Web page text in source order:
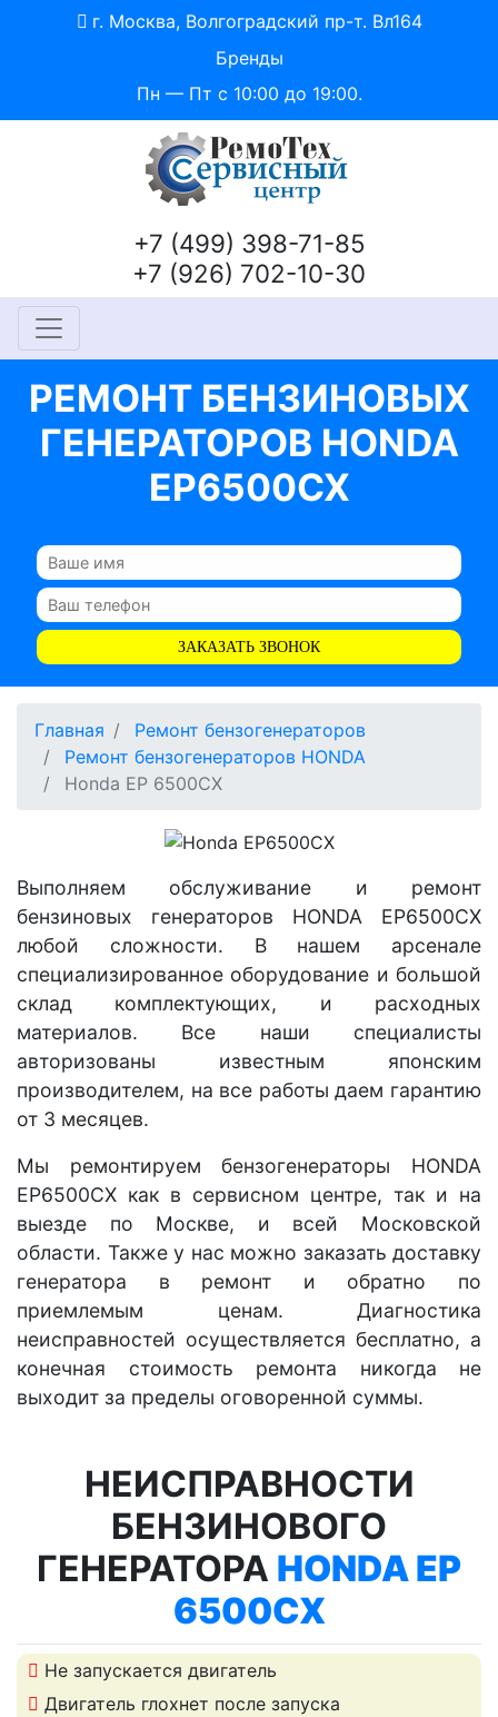
г. Москва, Волгоградский пр-т. Вл164
Бренды
Пн — Пт с 10:00 до 19:00.
+7 (499) 398-71-85
+7 (926) 702-10-30
РЕМОНТ БЕНЗИНОВЫХ
ГЕНЕРАТОРОВ HONDA
EP6500CX
ЗАКАЗАТЬ ЗВОНОК
Главная
Ремонт бензогенераторов
Ремонт бензогенераторов HONDA
Honda EP 6500CX
Выполняем обслуживание и ремонт
бензиновых генераторов HONDA EP6500CX
любой сложности. В нашем арсенале
специализированное оборудование и большой
склад комплектующих, и расходных
материалов. Все наши специалисты
авторизованы известным японским
производителем, на все работы даем гарантию
от 3 месяцев.
Мы ремонтируем бензогенераторы HONDA
EP6500CX как в сервисном центре, так и на
выезде по Москве, и всей Московской
области. Также у нас можно заказать доставку
генератора в ремонт и обратно по
приемлемым ценам. Диагностика
неисправностей осуществляется бесплатно, а
конечная стоимость ремонта никогда не
выходит за пределы оговоренной суммы.
НЕИСПРАВНОСТИ
БЕНЗИНОВОГО
ГЕНЕРАТОРА HONDA EP
6500CX
Не запускается двигатель
Двигатель глохнет после запуска